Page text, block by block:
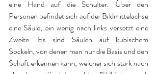
eine Hand auf die Schulter. Über den
Personen befindet sich auf der Bildmittelachse
eine Säule, ein wenig nach links versetzt eine
Zweite. Es sind Säulen auf kubischem
Sockeln, von denen man nur die Basis und den
Schaft erkennen kann, welcher sich stark nach